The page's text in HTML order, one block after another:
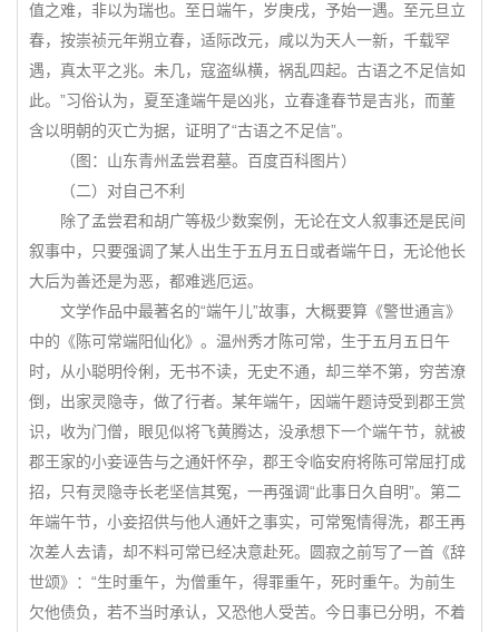
值之难，非以为瑞也。至日端午，岁庚戌，予始一遇。至元旦立
春，按崇祯元年朔立春，适际改元，咸以为天人一新，千载罕
遇，真太平之兆。未几，寇盗纵横，祸乱四起。古语之不足信如
此。”习俗认为，夏至逢端午是凶兆，立春逢春节是吉兆，而董
含以明朝的灭亡为据，证明了“古语之不足信”。
（图：山东青州孟尝君墓。百度百科图片）
（二）对自己不利
除了孟尝君和胡广等极少数案例，无论在文人叙事还是民间
叙事中，只要强调了某人出生于五月五日或者端午日，无论他长
大后为善还是为恶，都难逃厄运。
文学作品中最著名的“端午儿”故事，大概要算《警世通言》
中的《陈可常端阳仙化》。温州秀才陈可常，生于五月五日午
时，从小聪明伶俐，无书不读，无史不通，却三举不第，穷苦潦
倒，出家灵隐寺，做了行者。某年端午，因端午题诗受到郡王赏
识，收为门僧，眼见似将飞黄腾达，没承想下一个端午节，就被
郡王家的小妾诬告与之通奸怀孕，郡王令临安府将陈可常屈打成
招，只有灵隐寺长老坚信其冤，一再强调“此事日久自明”。第二
年端午节，小妾招供与他人通奸之事实，可常冤情得洗，郡王再
次差人去请，却不料可常已经决意赴死。圆寂之前写了一首《辞
世颂》：“生时重午，为僧重午，得罪重午，死时重午。为前生
欠他债负，若不当时承认，又恐他人受苦。今日事已分明，不着